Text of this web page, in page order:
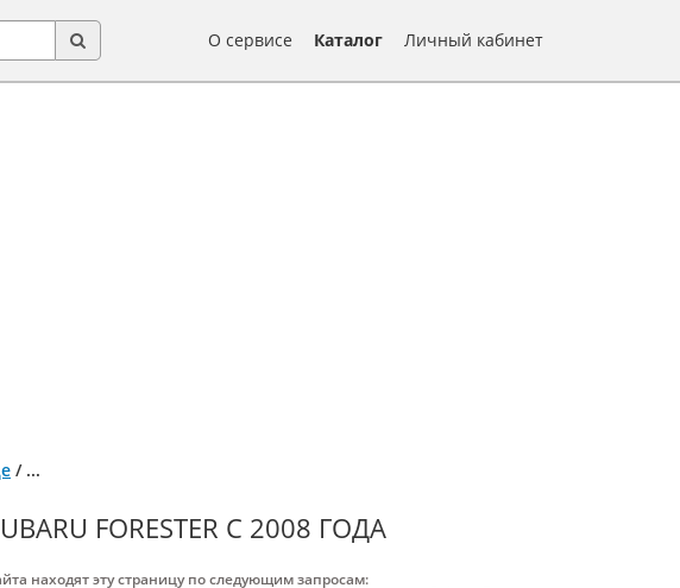
О сервисе Каталог Личный кабинет
/ ...
FORESTER С 2008 ГОДА
находят эту страницу по следующим запросам: